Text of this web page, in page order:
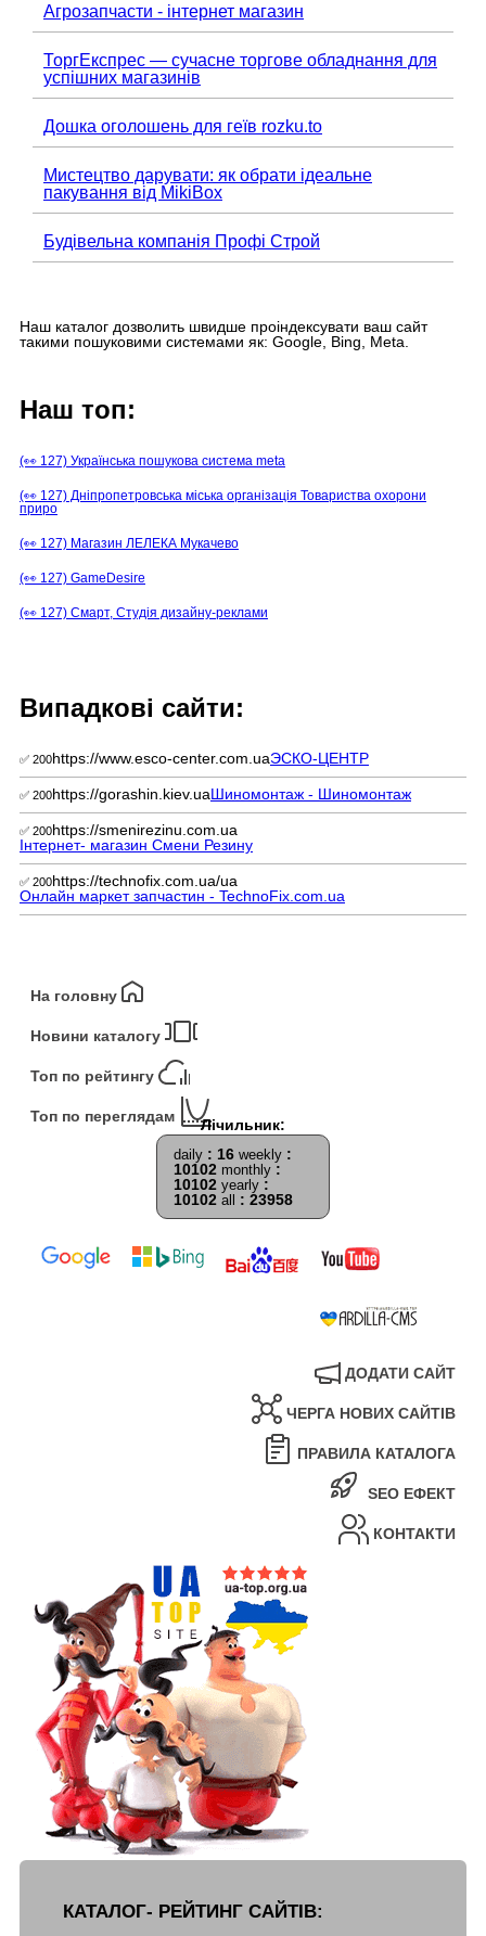
Агрозапчасти - інтернет магазин
ТоргЕкспрес — сучасне торгове обладнання для
успішних магазинів
Дошка оголошень для геїв rozku.to
Мистецтво дарувати: як обрати ідеальне
пакування від MikiBox
Будівельна компанія Профі Строй
Наш каталог дозволить швидше проіндексувати ваш сайт
такими пошуковими системами як: Google, Bing, Meta.
Наш топ:
(👀 127) Українська пошукова система meta
(👀 127) Дніпропетровська міська організація Товариства охорони
приро
(👀 127) Магазин ЛЕЛЕКА Мукачево
(👀 127) GameDesire
(👀 127) Смарт, Студія дизайну-реклами
Випадкові сайти:
✅ 200https://www.esco-center.com.uaЭСКО-ЦЕНТР
✅ 200https://gorashin.kiev.uaШиномонтаж - Шиномонтаж
✅ 200https://smenirezinu.com.ua
Інтернет- магазин Смени Резину
✅ 200https://technofix.com.ua/ua
Онлайн маркет запчастин - TechnoFix.com.ua
На головну
Новини каталогу
Топ по рейтингу
Топ по переглядам
daily : 16 weekly :
10102 monthly :
10102 yearly :
10102 all : 23958
ДОДАТИ САЙТ
ЧЕРГА НОВИХ САЙТІВ
ПРАВИЛА КАТАЛОГА
SEO ЕФЕКТ
КОНТАКТИ
КАТАЛОГ- РЕЙТИНГ САЙТІВ: